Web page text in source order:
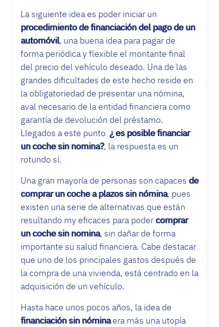
La siguiente idea es poder iniciar un
procedimiento de financiación del pago de un
automóvil, una buena idea para pagar de
forma periódica y flexible el montante final
del precio del vehículo deseado. Una de las
grandes dificultades de este hecho reside en
la obligatoriedad de presentar una nómina,
aval necesario de la entidad financiera como
garantía de devolución del préstamo.
Llegados a este punto ¿ es posible financiar
un coche sin nomina?, la respuesta es un
rotundo sí.
Una gran mayoría de personas son capaces de
comprar un coche a plazos sin nómina, pues
existen una serie de alternativas que están
resultando my eficaces para podercomprar
un coche sin nomina, sin dañar de forma
importante su salud financiera. Cabe destacar
que uno de los principales gastos después de
la compra de una vivienda, está centrado en la
adquisición de un vehículo.
Hasta hace unos pocos años, la idea de
financiación sin nóminaera más una utopía